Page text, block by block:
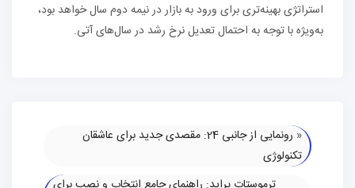
استراتژی بهینه‌تری برای ورود به بازار در نیمه دوم سال خواهد بود،
به‌ویژه با توجه به احتمال تعدیل نرخ رشد در سال‌های آتی.
«
رونمایی از جانبی 24: مقصدی جدید برای عاشقان
تکنولوژی